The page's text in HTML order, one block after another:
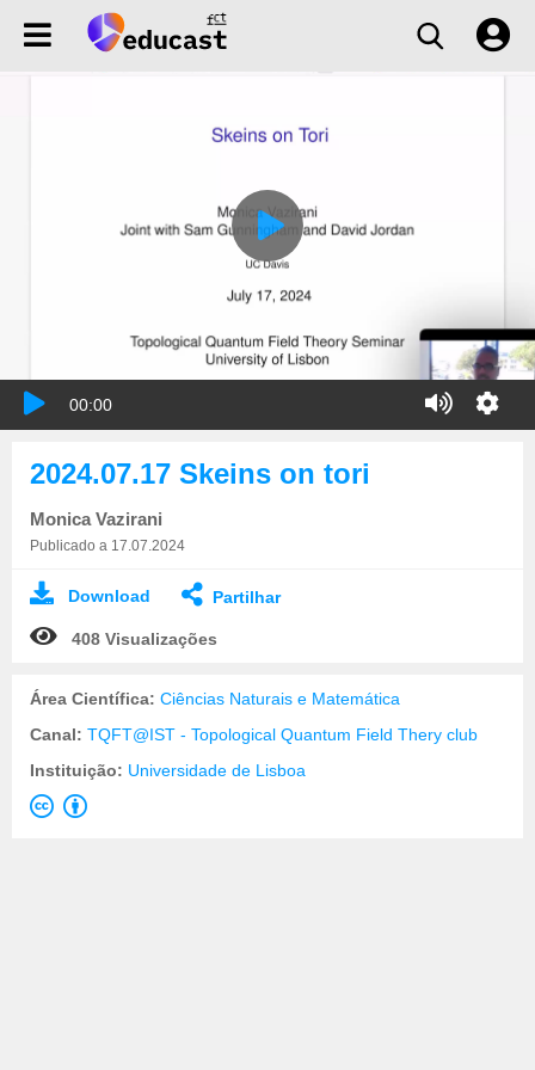
00:00
2024.07.17 Skeins on tori
Monica Vazirani
Publicado a 17.07.2024
Download Partilhar
408 Visualizações
Área Científica: Ciências Naturais e Matemática
Canal: TQFT@IST - Topological Quantum Field Thery club
Instituição: Universidade de Lisboa